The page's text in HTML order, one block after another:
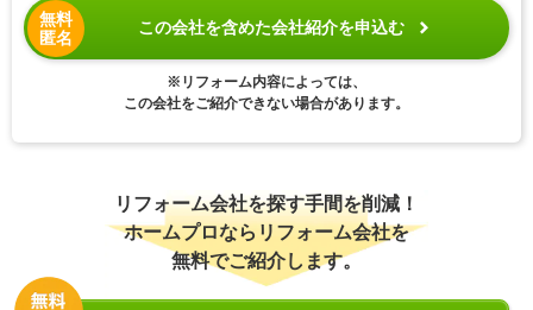
無料
匿名
この会社を含めた会社紹介を申込む
※リフォーム内容によっては、
この会社をご紹介できない場合があります。
リフォーム会社を探す手間を削減！
ホームプロならリフォーム会社を
無料でご紹介します。